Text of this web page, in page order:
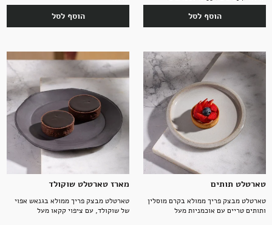
הוסף לסל הוסף לסל
טארטלט תותים
טארטלט מבצק פריך ממולא בקרם מוסלין
ותותים טריים עם אוכמניות מעל
מארז טארטלט שוקולד
טארטלט מבצק פריך ממולא בגנאש אפוי
של שוקולד, עם ציפוי קקאו מעל
ספרים ומוצרי נייר